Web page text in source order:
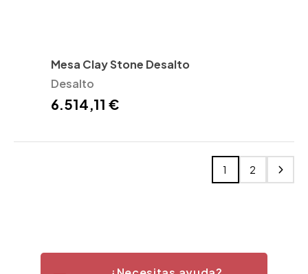
Mesa Clay Stone Desalto
Desalto
6.514,11 €
1 2